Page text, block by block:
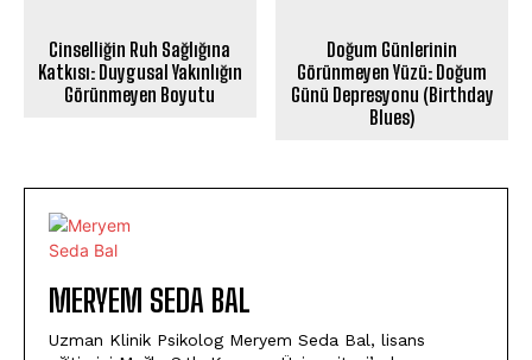
Cinselliğin Ruh Sağlığına
Katkısı: Duygusal Yakınlığın
Görünmeyen Boyutu
Doğum Günlerinin
Görünmeyen Yüzü: Doğum
Günü Depresyonu (Birthday
Blues)
MERYEM SEDA BAL
Uzman Klinik Psikolog Meryem Seda Bal, lisans